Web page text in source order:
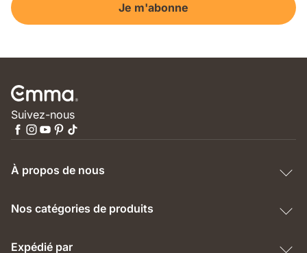
Je m'abonne
Suivez-nous
À propos de nous
Nos catégories de produits
Expédié par